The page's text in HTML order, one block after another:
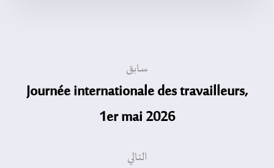
سابق
Journée internationale des travailleurs,
1er mai 2026
التالي